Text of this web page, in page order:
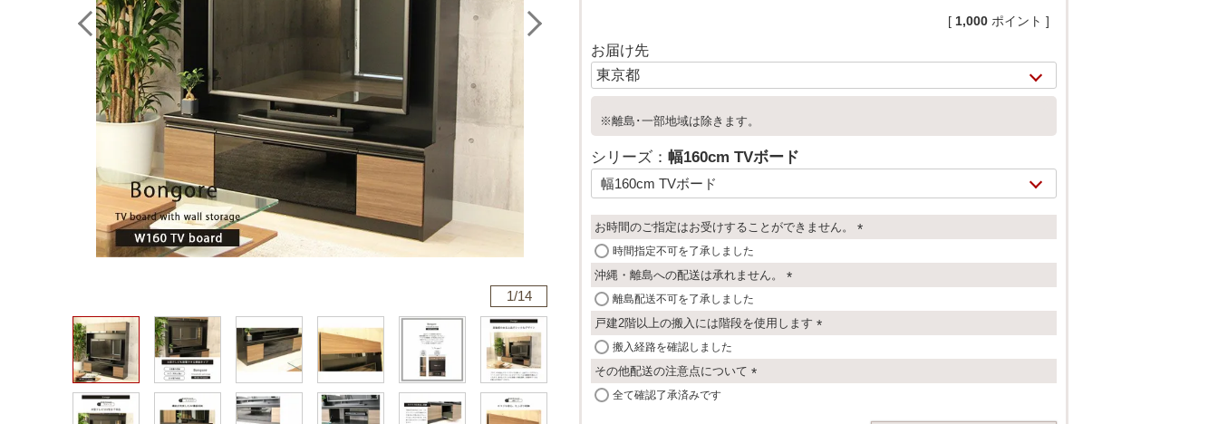
1/14
[ 1,000 ポイント ]
お届け先
※離島･一部地域は除きます。
シリーズ： 幅160cm TVボード
お時間のご指定はお受けすることができません。
必
時間指定不可を了承しました
沖縄・離島への配送は承れません。
必
須
離島配送不可を了承しました
戸建2階以上の搬入には階段を使用します
必
搬入経路を確認しました
その他配送の注意点について
全て確認了承済みです